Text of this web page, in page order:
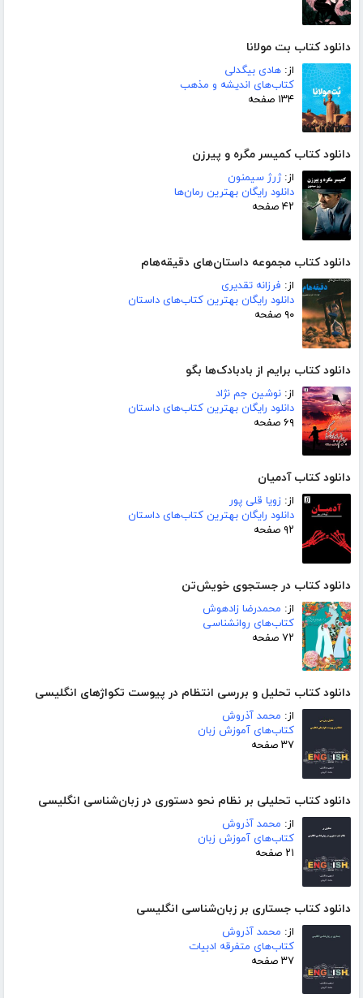
دانلود کتاب بت مولانا
از: هادی بیگدلی
کتاب‌های اندیشه و مذهب
۱۳۴ صفحه
دانلود کتاب کمیسر مگره و پیرزن
از:ژرژ سیمنون
دانلود رایگان بهترین رمان‌ها
۴۲ صفحه
دانلود کتاب مجموعه داستان‌های دقیقه‌هام
از: فرزانه تقدیری
دانلود رایگان بهترین کتاب‌های داستان
۹۰ صفحه
دانلود کتاب برایم از بادبادک‌ها بگو
از: نوشین جم نژاد
دانلود رایگان بهترین کتاب‌های داستان
۶۹ صفحه
دانلود کتاب آدمیان
از: زویا قلی پور
دانلود رایگان بهترین کتاب‌های داستان
۹۲ صفحه
دانلود کتاب در جستجوی خویش‌تن
از: محمدرضا زادهوش
کتاب‌های روانشناسی
۷۲ صفحه
دانلود کتاب تحلیل و بررسی انتظام در پیوست تکواژهای انگلیسی
از: محمد آذروش
کتاب‌های آموزش زبان
۳۷ صفحه
دانلود کتاب تحلیلی بر نظام نحو دستوری در زبان‌شناسی انگلیسی
از: محمد آذروش
کتاب‌های آموزش زبان
۲۱ صفحه
دانلود کتاب جستاری بر زبان‌شناسی انگلیسی
از: محمد آذروش
کتاب‌های متفرقه ادبیات
۳۷ صفحه